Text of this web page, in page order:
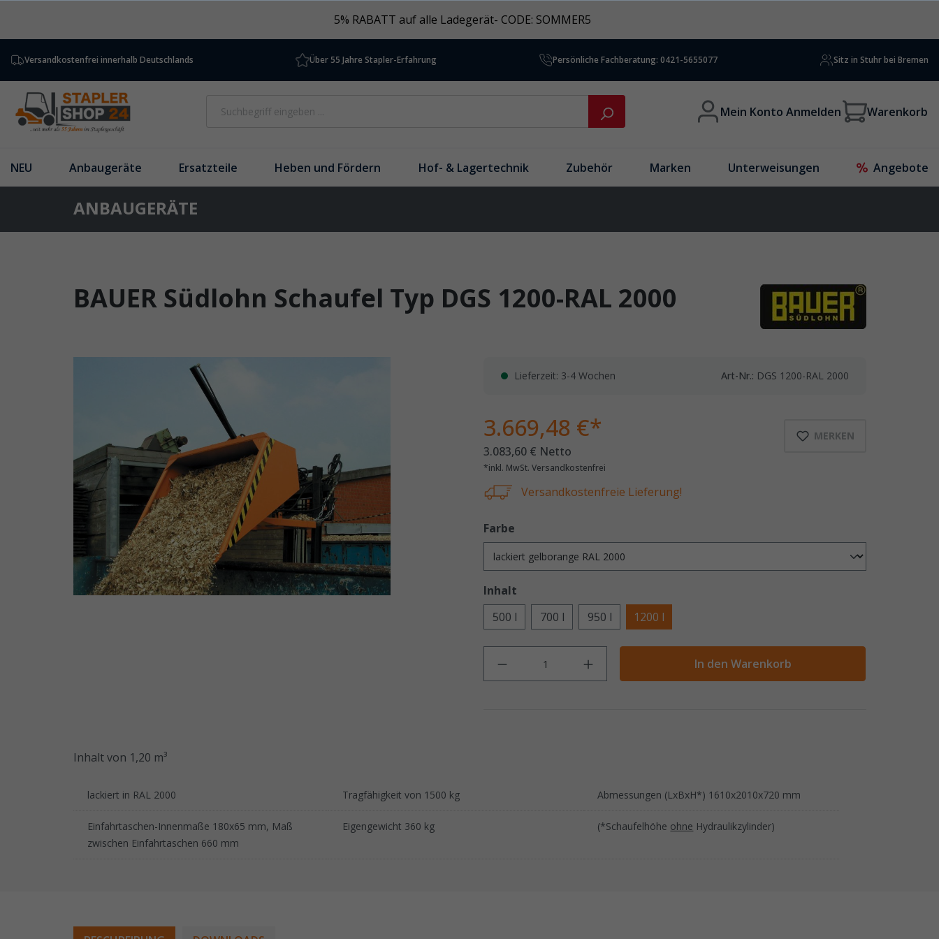
5% RABATT auf alle Ladegerät- CODE: SOMMER5
Versandkostenfrei innerhalb Deutschlands Über 55 Jahre Stapler-Erfahrung Persönliche Fachberatung: 0421-5655077 Sitz in Stuhr bei Bremen
Mein Konto Anmelden Warenkorb
NEU Anbaugeräte Ersatzteile Heben und Fördern Hof- & Lagertechnik Zubehör Marken Unterweisungen Angebote
ANBAUGERÄTE
BAUER Südlohn Schaufel Typ DGS 1200-RAL 2000
Lieferzeit: 3-4 Wochen Art-Nr.: DGS 1200-RAL 2000
MERKEN
3.669,48 €*
3.083,60 € Netto
*inkl. MwSt. Versandkostenfrei
Versandkostenfreie Lieferung!
Farbe
Inhalt
500 l
700 l 950 l 1200 l
In den Warenkorb
Inhalt von 1,20 m³
lackiert in RAL 2000 Tragfähigkeit von 1500 kg Abmessungen (LxBxH*) 1610x2010x720 mm
Einfahrtaschen-Innenmaße 180x65 mm, Maß
zwischen Einfahrtaschen 660 mm
Eigengewicht 360 kg (*Schaufelhöhe ohne Hydraulikzylinder)